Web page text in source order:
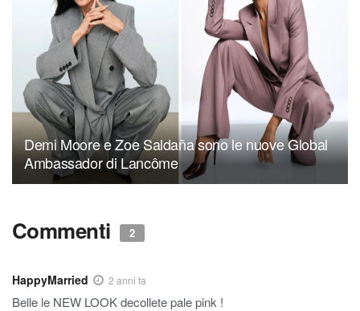
Demi Moore e Zoe Saldaña sono le nuove Global
Ambassador di Lancôme
Commenti 2
HappyMarried 2 anni fa
Belle le NEW LOOK decollete pale pink !